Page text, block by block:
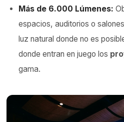
Más de 6.000 Lúmenes:
espacios, auditorios o
luz natural donde no es
donde entran en juego los
gama.